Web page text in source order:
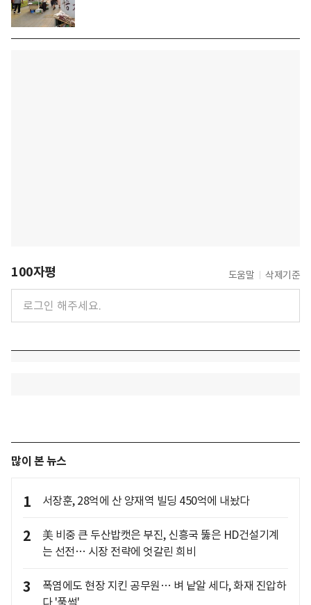
100자평 도움말 삭제기준
많이 본 뉴스
1 서장훈, 28억에 산 양재역 빌딩 450억에 내놨다
2
美 비중 큰 두산밥캣은 부진, 신흥국 뚫은 HD건설기계
는 선전… 시장 전략에 엇갈린 희비
3
폭염에도 현장 지킨 공무원… 벼 낱알 세다, 화재 진압하
다 '풀썩'